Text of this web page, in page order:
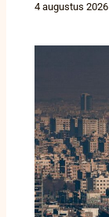
4 augustus 2026